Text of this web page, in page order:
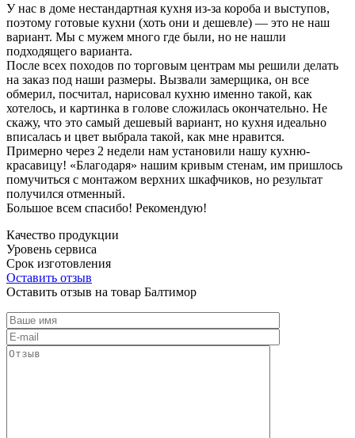
У нас в доме нестандартная кухня из-за короба и выступов,
поэтому готовые кухни (хоть они и дешевле) — это не наш
вариант. Мы с мужем много где были, но не нашли
подходящего варианта.
После всех походов по торговым центрам мы решили делать
на заказ под наши размеры. Вызвали замерщика, он все
обмерил, посчитал, нарисовал кухню именно такой, как
хотелось, и картинка в голове сложилась окончательно. Не
скажу, что это самый дешевый вариант, но кухня идеально
вписалась и цвет выбрала такой, как мне нравится.
Примерно через 2 недели нам установили нашу кухню-
красавицу! «Благодаря» нашим кривым стенам, им пришлось
помучиться с монтажом верхних шкафчиков, но результат
получился отменный.
Большое всем спасибо! Рекомендую!
Качество продукции
Уровень сервиса
Срок изготовления
Оставить отзыв
Оставить отзыв на товар Балтимор